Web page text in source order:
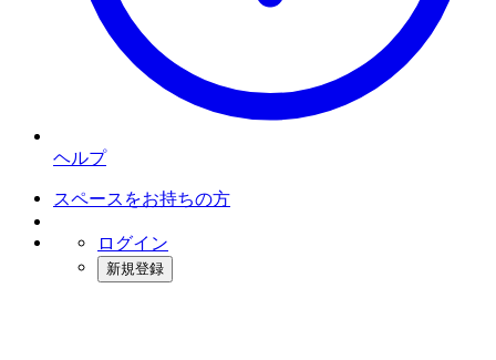
ヘルプ
スペースをお持ちの方
ログイン
新規登録